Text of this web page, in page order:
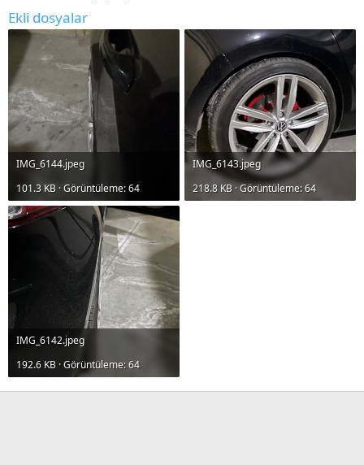
Ekli dosyalar
IMG_6144.jpeg
101.3 KB · Görüntüleme: 64
IMG_6143.jpeg
218.8 KB · Görüntüleme: 64
IMG_6142.jpeg
192.6 KB · Görüntüleme: 64